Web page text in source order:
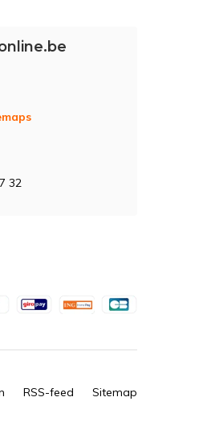
32
RSS-feed Sitemap